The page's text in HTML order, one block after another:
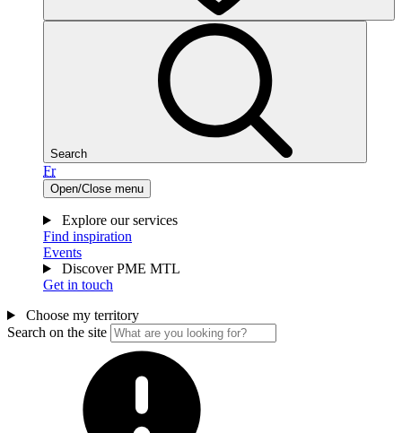
Search
Fr
Open/Close menu
Explore our services
Find inspiration
Events
Discover PME MTL
Get in touch
Choose my territory
Search on the site